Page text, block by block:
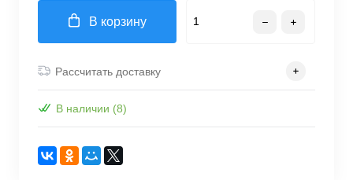
В корзину
Рассчитать доставку
В наличии (8)